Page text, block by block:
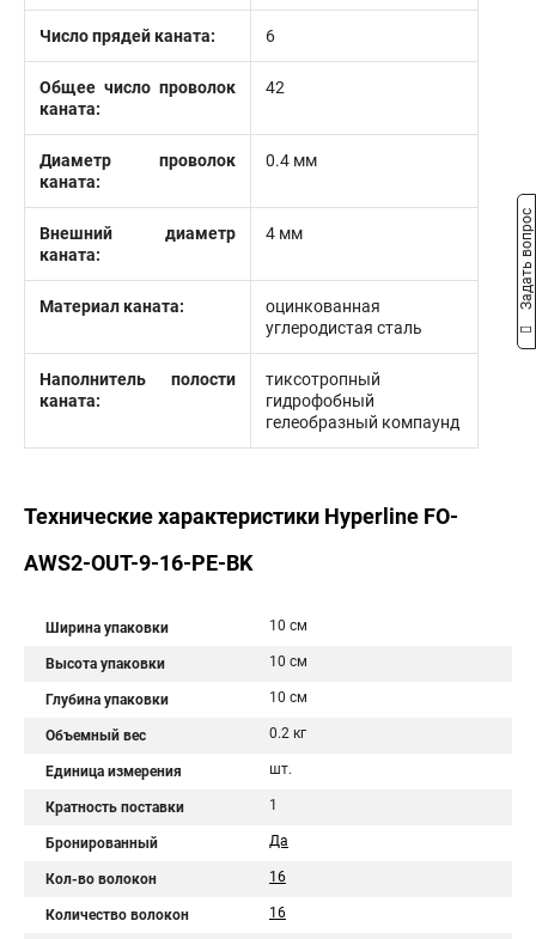
Число прядей каната: 6
Общее число проволок
каната:
42
Диаметр проволок
каната:
0.4 мм
Внешний диаметр
каната:
4 мм
Материал каната:
оцинкованная
углеродистая сталь
Наполнитель полости
каната:
тиксотропный
гидрофобный
гелеобразный компаунд
Технические характеристики Hyperline FO-
AWS2-OUT-9-16-PE-BK
Ширина упаковки 10 см
Высота упаковки 10 см
Глубина упаковки 10 см
Объемный вес 0.2 кг
Единица измерения шт.
Кратность поставки 1
Бронированный Да
Кол-во волокон 16
Количество волокон 16
Задать вопрос